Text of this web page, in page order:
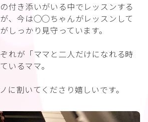
付き添いがいる中でレッスンする
、今は◯◯ちゃんがレッスンして
しっかり見守っています。
れが「ママと二人だけになれる時
いるママ。
に割いてくださり嬉しいです。